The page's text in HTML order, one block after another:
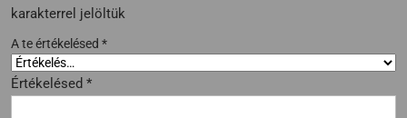
karakterrel jelöltük
A te értékelésed *
Értékelésed *